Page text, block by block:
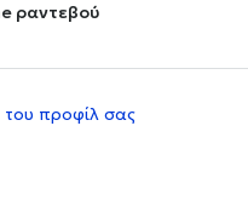
ραντεβού
του προφίλ σας